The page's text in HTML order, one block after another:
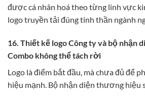
được cá nhân hoá theo từng linh vực
logo truyền tải đúng tinh thần ngành
16. Thiết kế logo Công ty và bộ nhận
Combo không thể tách rời
Logo là điểm bắt đầu, mà chưa đủ để
hiệu mạnh. Bộ nhận diện thương hiệu